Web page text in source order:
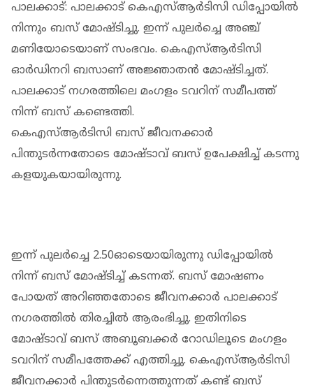
പാലക്കാട്: പാലക്കാട് കെഎസ്ആര്‍ടിസി ഡിപ്പോയില്‍
നിന്നും ബസ് മോഷ്ടിച്ചു. ഇന്ന് പുലര്‍ച്ചെ അഞ്ച്
മണിയോടെയാണ് സംഭവം. കെഎസ്ആര്‍ടിസി
ഓര്‍ഡിനറി ബസാണ് അജ്ഞാതന്‍ മോഷ്ടിച്ചത്.
പാലക്കാട് നഗരത്തിലെ മംഗളം ടവറിന് സമീപത്ത്
നിന്ന് ബസ് കണ്ടെത്തി.
കെഎസ്ആര്‍ടിസി ബസ് ജീവനക്കാര്‍
പിന്തുടര്‍ന്നതോടെ മോഷ്ടാവ് ബസ് ഉപേക്ഷിച്ച് കടന്നു
കളയുകയായിരുന്നു.
ഇന്ന് പുലര്‍ച്ചെ 2.50ഓടെയായിരുന്നു ഡിപ്പോയില്‍
നിന്ന് ബസ് മോഷ്ടിച്ച് കടന്നത്. ബസ് മോഷണം
പോയത് അറിഞ്ഞതോടെ ജീവനക്കാര്‍ പാലക്കാട്
നഗരത്തില്‍ തിരച്ചില്‍ ആരംഭിച്ചു. ഇതിനിടെ
മോഷ്ടാവ് ബസ് അബൂബക്കര്‍ റോഡിലൂടെ മംഗളം
ടവറിന് സമീപത്തേക്ക് എത്തിച്ചു. കെഎസ്ആര്‍ടിസി
ജീവനക്കാര്‍ പിന്തുടര്‍ന്നെത്തുന്നത് കണ്ട് ബസ്